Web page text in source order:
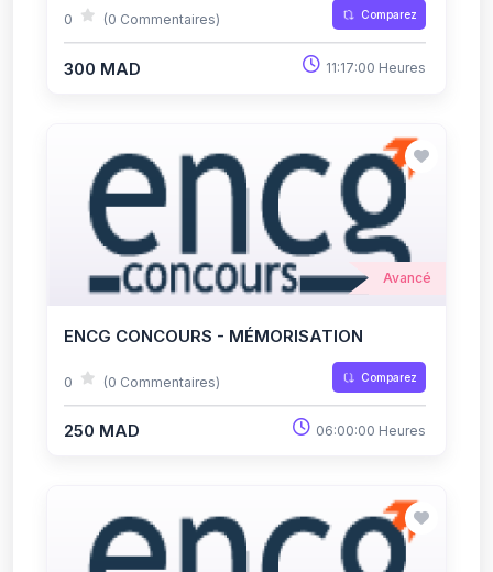
0 (0 Commentaires) Comparez
300 MAD 11:17:00 Heures
Avancé
ENCG CONCOURS - MÉMORISATION
0 (0 Commentaires) Comparez
250 MAD 06:00:00 Heures